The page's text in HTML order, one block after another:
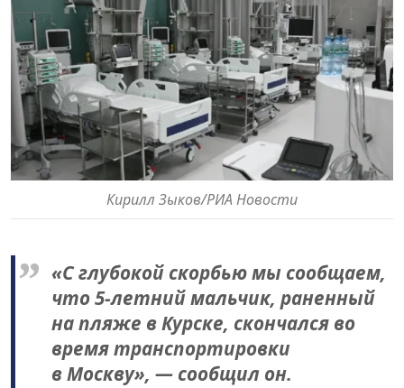
Кирилл Зыков/РИА Новости
«С глубокой скорбью мы сообщаем,
что 5-летний мальчик, раненный
на пляже в Курске, скончался во
время транспортировки
в Москву», — сообщил он.